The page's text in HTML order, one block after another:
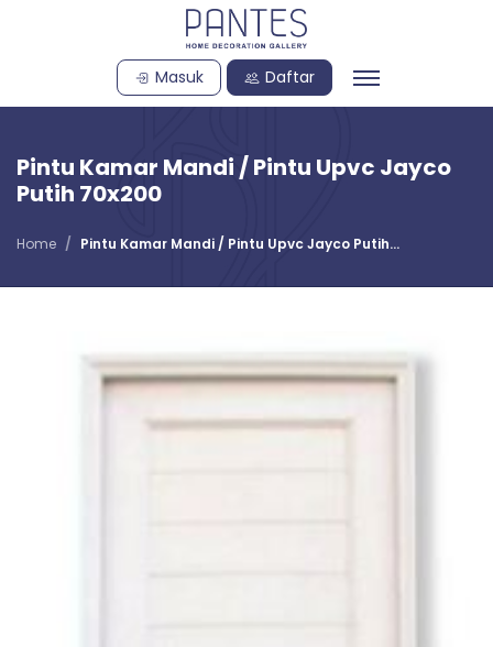
Masuk Daftar
Pintu Kamar Mandi / Pintu Upvc Jayco
Putih 70x200
Home Pintu Kamar Mandi / Pintu Upvc Jayco Putih...